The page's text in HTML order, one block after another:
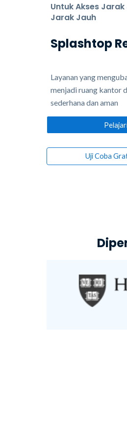
Untuk Akses
Jarak Jauh
Splashtop
Layanan yang
menjadi ruang kantor
sederhana dan aman
Uji Coba